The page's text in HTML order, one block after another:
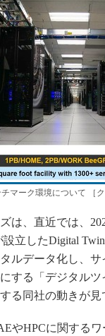
マーク環境について ［
は、直近では、
設立したDigital
ルデータ化し、
する「デジタル
る同社の動きが見
やHPCに関する